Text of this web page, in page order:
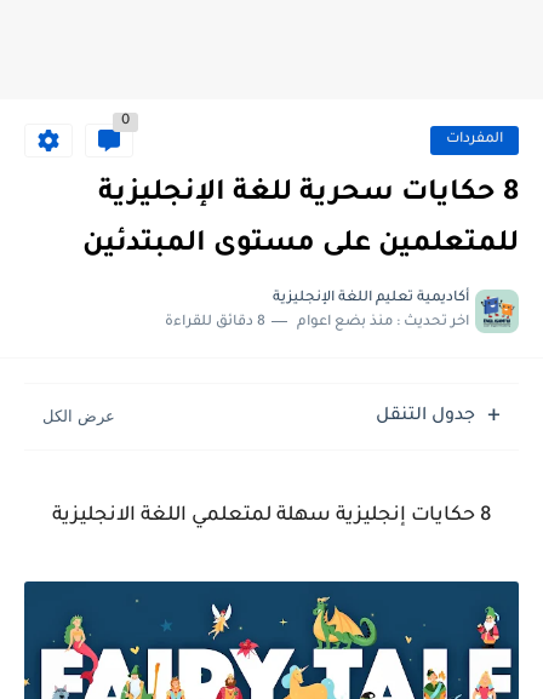
المفردات
0
8 حكايات سحرية للغة الإنجليزية
للمتعلمين على مستوى المبتدئين
أكاديمية تعليم اللغة الإنجليزية
اخر تحديث : منذ بضع اعوام 8 دقائق للقراءة
جدول التنقل
8 حكايات إنجليزية سهلة لمتعلمي اللغة الانجليزية